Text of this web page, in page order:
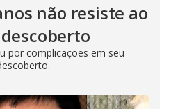
não resiste ao
por complicações em seu